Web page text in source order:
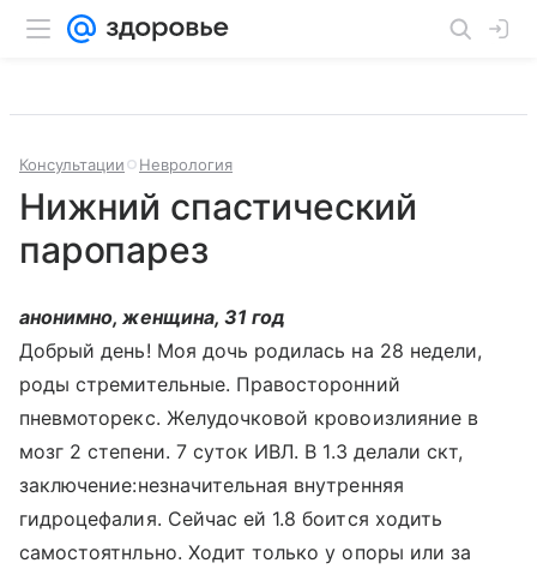
Консультации Неврология
Нижний спастический
паропарез
анонимно, женщина, 31 год
Добрый день! Моя дочь родилась на 28 недели,
роды стремительные. Правосторонний
пневмоторекс. Желудочковой кровоизлияние в
мозг 2 степени. 7 суток ИВЛ. В 1.3 делали скт,
заключение:незначительная внутренняя
гидроцефалия. Сейчас ей 1.8 боится ходить
самостоятнльно. Ходит только у опоры или за